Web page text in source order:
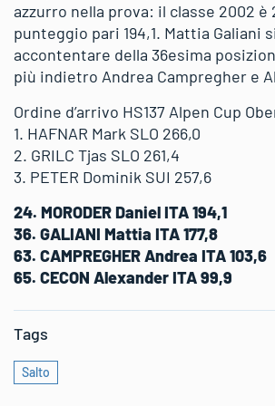
azzurro nella prova: il classe 2002 è
punteggio pari 194,1. Mattia Galiani
accontentare della 36esima
più indietro Andrea Campregher e
Ordine d’arrivo HS137 Alpen Cup
1. HAFNAR Mark SLO 266,0
2. GRILC Tjas SLO 261,4
3. PETER Dominik SUI 257,6
24. MORODER Daniel ITA 194,1
36. GALIANI Mattia ITA 177,8
63. CAMPREGHER Andrea ITA 103,6
65. CECON Alexander ITA 99,9
Tags
Salto